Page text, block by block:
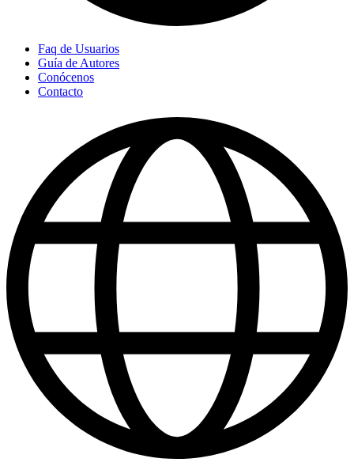
Faq de Usuarios
Guía de Autores
Conócenos
Contacto